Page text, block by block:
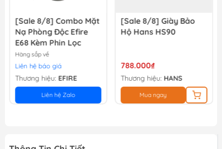
[Sale 8/8] Combo Mặt
Nạ Phòng Độc Efire
E68 Kèm Phin Lọc
Hàng sắp về
Liên hệ báo giá
Thương hiệu: EFIRE
Liên hệ Zalo
[Sale 8/8] Giày Bảo
Hộ Hans HS90
788.000₫
Thương hiệu: HANS
Mua ngay